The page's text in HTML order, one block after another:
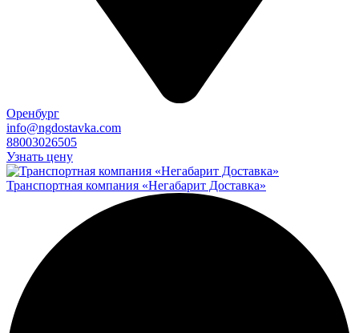
Оренбург
info@ngdostavka.com
88003026505
Узнать цену
Транспортная компания «Негабарит Доставка»